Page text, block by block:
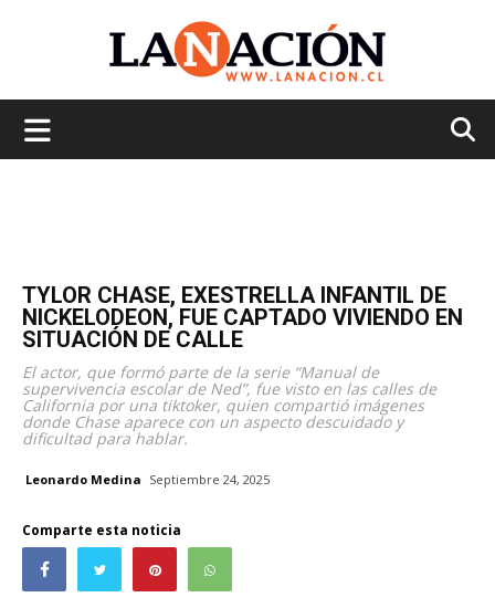
TYLOR CHASE, EXESTRELLA INFANTIL DE
NICKELODEON, FUE CAPTADO VIVIENDO EN
SITUACIÓN DE CALLE
El actor, que formó parte de la serie “Manual de
supervivencia escolar de Ned”, fue visto en las calles de
California por una tiktoker, quien compartió imágenes
donde Chase aparece con un aspecto descuidado y
dificultad para hablar.
Leonardo Medina Septiembre 24, 2025
Comparte esta noticia